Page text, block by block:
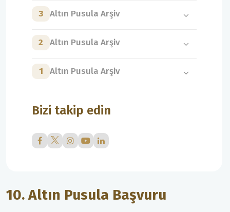
10. Altın Pusula Başvuru
3 Altın Pusula Arşiv
2 Altın Pusula Arşiv
1 Altın Pusula Arşiv
Bizi takip edin